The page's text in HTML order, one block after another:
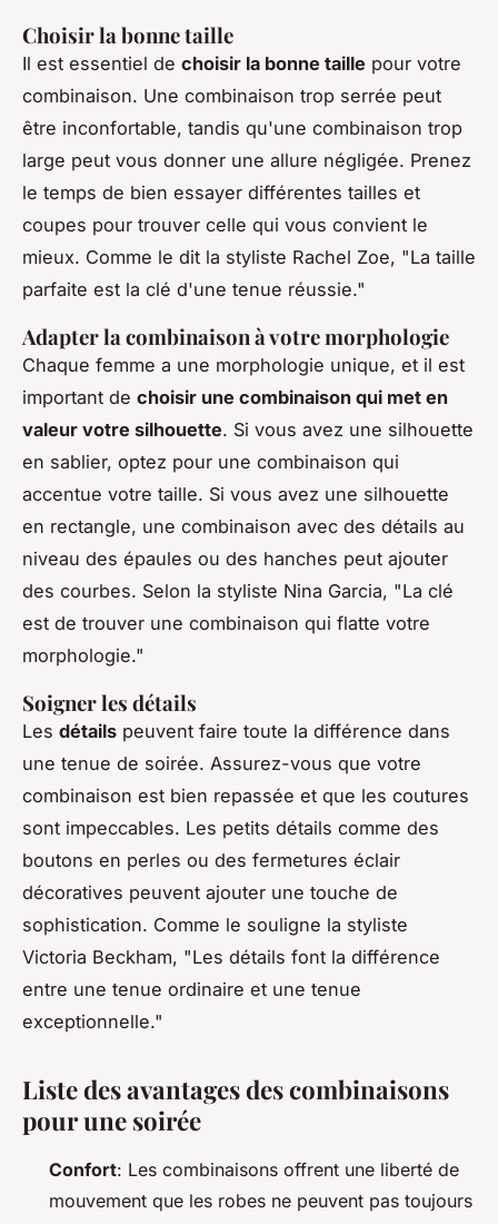
Choisir la bonne taille
Il est essentiel de choisir la bonne taille pour votre
combinaison. Une combinaison trop serrée peut
être inconfortable, tandis qu'une combinaison trop
large peut vous donner une allure négligée. Prenez
le temps de bien essayer différentes tailles et
coupes pour trouver celle qui vous convient le
mieux. Comme le dit la styliste Rachel Zoe, "La taille
parfaite est la clé d'une tenue réussie."
Adapter la combinaison à votre morphologie
Chaque femme a une morphologie unique, et il est
important de choisir une combinaison qui met en
valeur votre silhouette. Si vous avez une silhouette
en sablier, optez pour une combinaison qui
accentue votre taille. Si vous avez une silhouette
en rectangle, une combinaison avec des détails au
niveau des épaules ou des hanches peut ajouter
des courbes. Selon la styliste Nina Garcia, "La clé
est de trouver une combinaison qui flatte votre
morphologie."
Soigner les détails
Les détails peuvent faire toute la différence dans
une tenue de soirée. Assurez-vous que votre
combinaison est bien repassée et que les coutures
sont impeccables. Les petits détails comme des
boutons en perles ou des fermetures éclair
décoratives peuvent ajouter une touche de
sophistication. Comme le souligne la styliste
Victoria Beckham, "Les détails font la différence
entre une tenue ordinaire et une tenue
exceptionnelle."
Liste des avantages des combinaisons
pour une soirée
Confort: Les combinaisons offrent une liberté de
mouvement que les robes ne peuvent pas toujours